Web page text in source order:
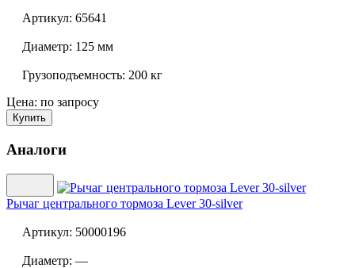
Артикул: 65641
Диаметр: 125 мм
Грузоподъемность: 200 кг
Цена: по запросу
Купить
Аналоги
Рычаг центрального тормоза Lever 30-silver
Артикул: 50000196
Диаметр: —